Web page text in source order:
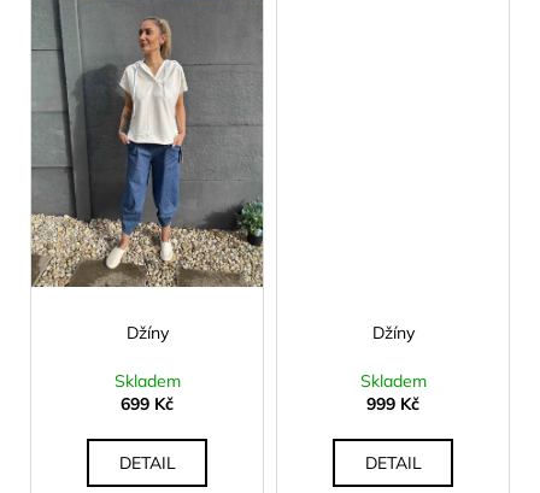
Džíny
Skladem
699 Kč
DETAIL
Džíny
Skladem
999 Kč
DETAIL
m